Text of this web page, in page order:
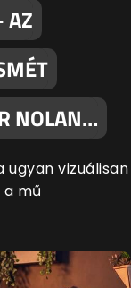
AZ
NOLAN…
ugyan vizuálisan
mű